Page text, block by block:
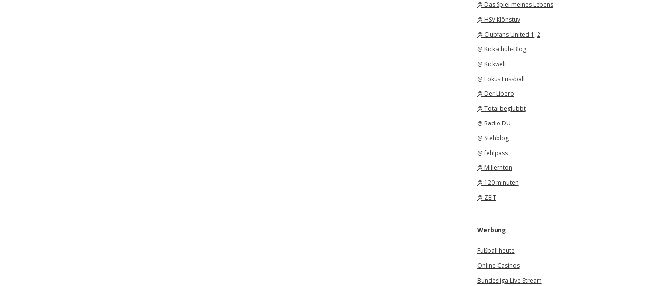
@ Das Spiel meines Lebens
@ HSV Klönstuv
@ Clubfans United 1 , 2
@ Kickschuh-Blog
@ Kickwelt
@ Fokus Fussball
@ Der Libero
@ Total beglubbt
@ Radio DU
@ Stehblog
@ fehlpass
@ Millernton
@ 120 minuten
@ ZEIT
Werbung
Fußball heute
Online-Casinos
Bundesliga Live Stream